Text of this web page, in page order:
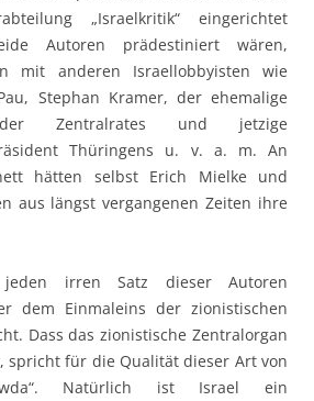
„Israelkritik“ eingerichtet
Autoren prädestiniert wären,
mit anderen Israellobbyisten wie
Stephan Kramer, der ehemalige
der Zentralrates und jetzige
Thüringens u. v. a. m. An
hätten selbst Erich Mielke und
aus längst vergangenen Zeiten ihre
irren Satz dieser Autoren
dem Einmaleins der zionistischen
Dass das zionistische Zentralorgan
spricht für die Qualität dieser Art von
Natürlich ist Israel ein